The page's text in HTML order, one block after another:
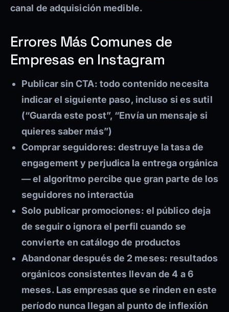
canal de adquisición medible.
Errores Más Comunes de
Empresas en Instagram
Publicar sin CTA: todo contenido necesita
indicar el siguiente paso, incluso si es sutil
(“Guarda este post”, “Envía un mensaje si
quieres saber más”)
Comprar seguidores: destruye la tasa de
engagement y perjudica la entrega orgánica
— el algoritmo percibe que gran parte de los
seguidores no interactúa
Solo publicar promociones: el público deja
de seguir o ignora el perfil cuando se
convierte en catálogo de productos
Abandonar después de 2 meses: resultados
orgánicos consistentes llevan de 4 a 6
meses. Las empresas que se rinden en este
período nunca llegan al punto de inflexión